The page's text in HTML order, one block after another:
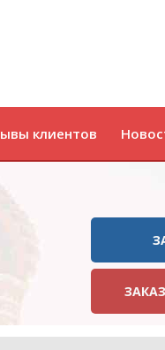
клиентов